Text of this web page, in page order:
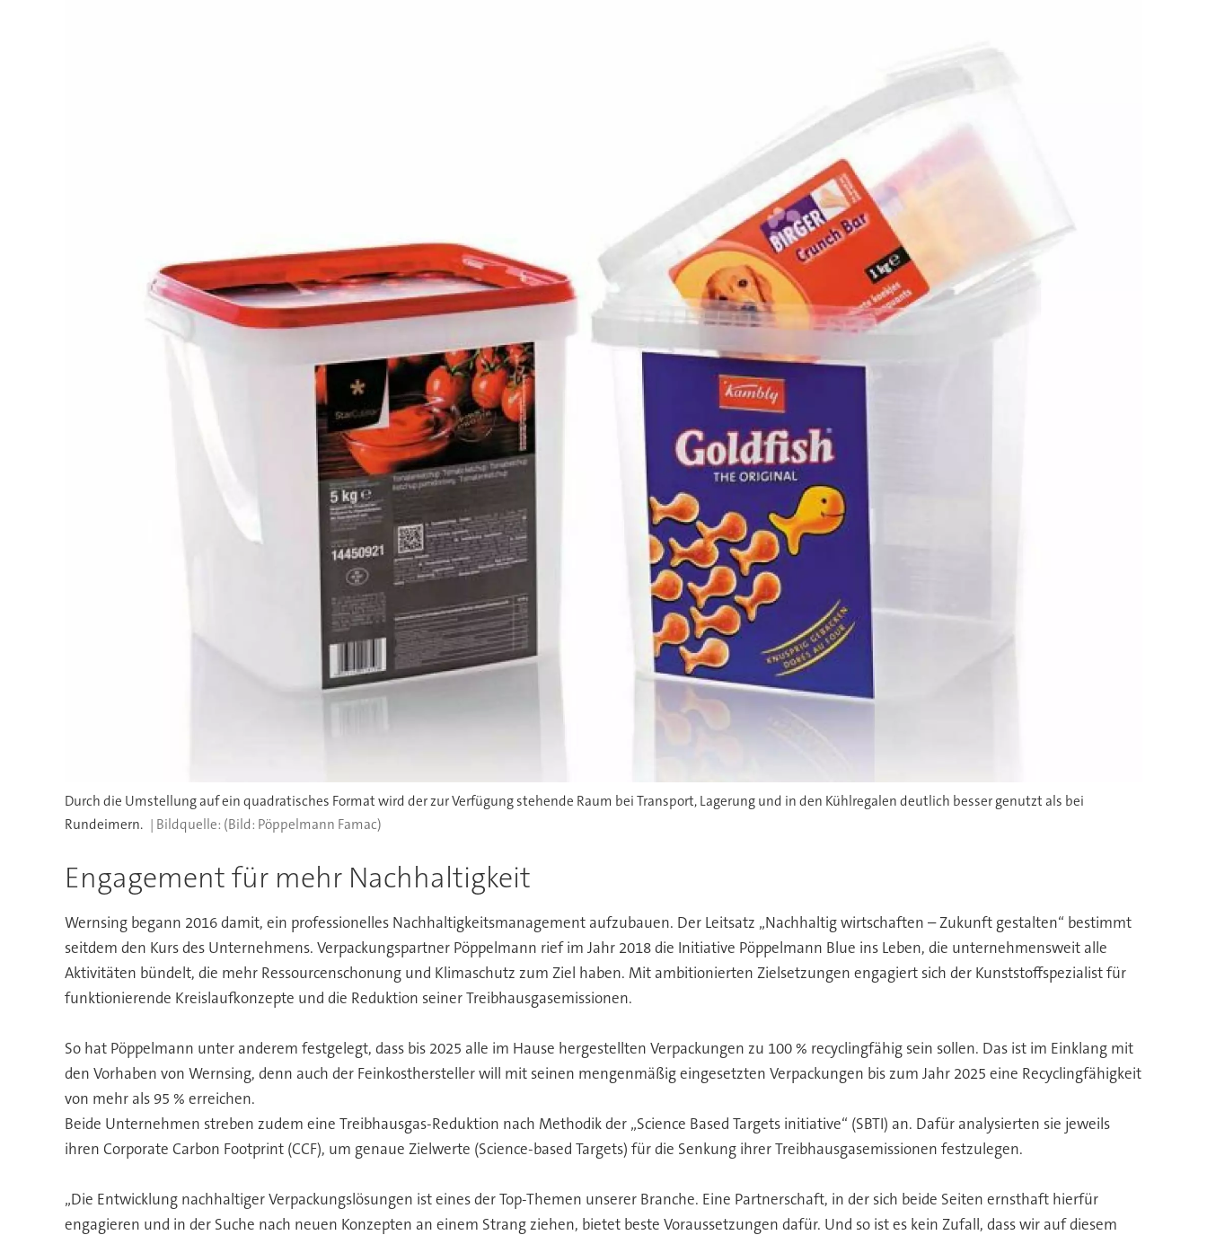
Durch die Umstellung auf ein quadratisches Format wird der zur Verfügung stehende Raum bei Transport, Lagerung und in den Kühlregalen deutlich besser genutzt als bei
Rundeimern.
(Bild: Pöppelmann Famac)
Engagement für mehr Nachhaltigkeit
Wernsing begann 2016 damit, ein professionelles Nachhaltigkeitsmanagement aufzubauen. Der Leitsatz „Nachhaltig wirtschaften – Zukunft gestalten“ bestimmt
seitdem den Kurs des Unternehmens. Verpackungspartner Pöppelmann rief im Jahr 2018 die Initiative Pöppelmann Blue ins Leben, die unternehmensweit alle
Aktivitäten bündelt, die mehr Ressourcenschonung und Klimaschutz zum Ziel haben. Mit ambitionierten Zielsetzungen engagiert sich der Kunststoffspezialist für
funktionierende Kreislaufkonzepte und die Reduktion seiner Treibhausgasemissionen.
So hat Pöppelmann unter anderem festgelegt, dass bis 2025 alle im Hause hergestellten Verpackungen zu 100 % recyclingfähig sein sollen. Das ist im Einklang mit
den Vorhaben von Wernsing, denn auch der Feinkosthersteller will mit seinen mengenmäßig eingesetzten Verpackungen bis zum Jahr 2025 eine Recyclingfähigkeit
von mehr als 95 % erreichen.
Beide Unternehmen streben zudem eine Treibhausgas-Reduktion nach Methodik der „Science Based Targets initiative“ (SBTI) an. Dafür analysierten sie jeweils
ihren Corporate Carbon Footprint (CCF), um genaue Zielwerte (Science-based Targets) für die Senkung ihrer Treibhausgasemissionen festzulegen.
„Die Entwicklung nachhaltiger Verpackungslösungen ist eines der Top-Themen unserer Branche. Eine Partnerschaft, in der sich beide Seiten ernsthaft hierfür
engagieren und in der Suche nach neuen Konzepten an einem Strang ziehen, bietet beste Voraussetzungen dafür. Und so ist es kein Zufall, dass wir auf diesem